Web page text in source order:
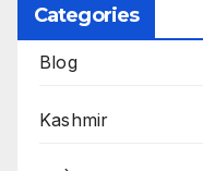
Categories
Blog
Kashmir